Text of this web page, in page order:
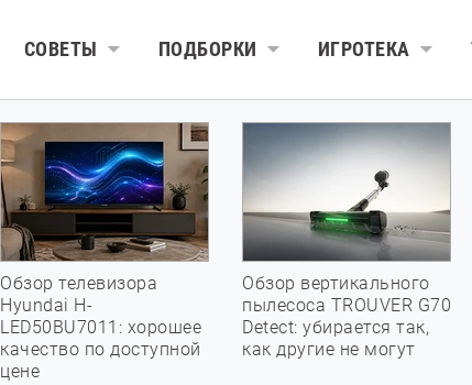
СОВЕТЫ ПОДБОРКИ ИГРОТЕКА
Обзор телевизора
Hyundai H-
LED50BU7011: хорошее
качество по доступной
цене
Обзор вертикального
пылесоса TROUVER G70
Detect: убирается так,
как другие не могут